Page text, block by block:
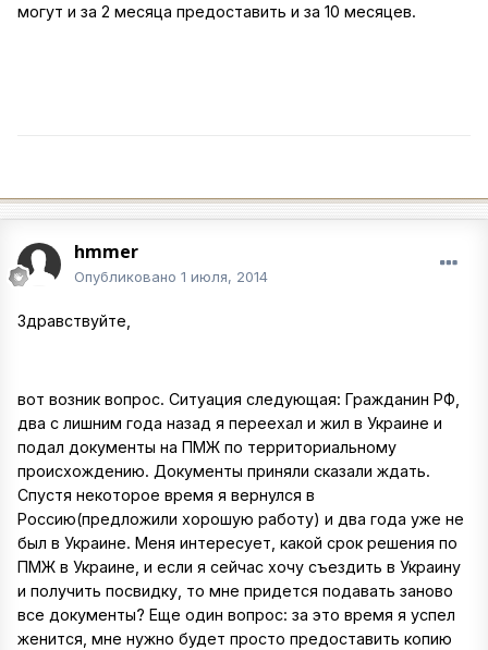
могут и за 2 месяца предоставить и за 10 месяцев.
hmmer
Опубликовано 1 июля, 2014
Здравствуйте,
вот возник вопрос. Ситуация следующая: Гражданин РФ,
два с лишним года назад я переехал и жил в Украине и
подал документы на ПМЖ по территориальному
происхождению. Документы приняли сказали ждать.
Спустя некоторое время я вернулся в
Россию(предложили хорошую работу) и два года уже не
был в Украине. Меня интересует, какой срок решения по
ПМЖ в Украине, и если я сейчас хочу съездить в Украину
и получить посвидку, то мне придется подавать заново
все документы? Еще один вопрос: за это время я успел
женится, мне нужно будет просто предоставить копию